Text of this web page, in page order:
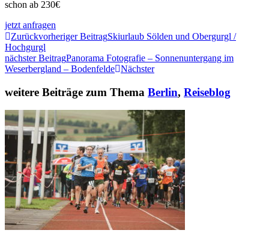
schon ab 230€
jetzt anfragen
Zurückvorheriger BeitragSkiurlaub Sölden und Obergurgl /
Hochgurgl
nächster BeitragPanorama Fotografie – Sonnenuntergang im
Weserbergland – Bodenfelde Nächster
weitere Beiträge zum Thema Berlin, Reiseblog